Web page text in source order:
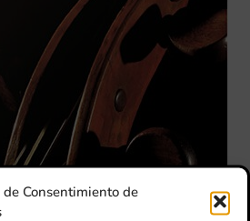
Consentimiento de